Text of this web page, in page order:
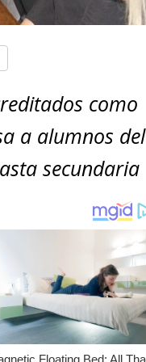
como
a alumnos del
secundaria